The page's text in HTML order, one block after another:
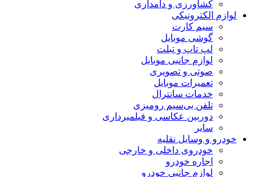
کشاورزی و دامداری
لوازم الکترونیکی
سیم کارت
گوشی موبایل
لپ تاپ و تبلت
لوازم جانبی موبایل
صوتی و تصویری
تعمیرات موبایل
خدمات سانترال
تلفن بی‌سیم رومیزی
دوربین عکاسی و فیلمبرداری
سایر
خودرو و وسایل نقلیه
خودروی داخلی و خارجی
اجاره خودرو
لوازم جانبی خودرو